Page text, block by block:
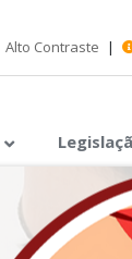
Alto Contraste |